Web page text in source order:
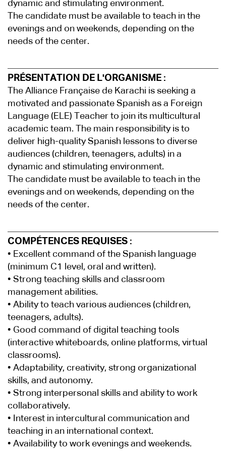
dynamic and stimulating environment.
The candidate must be available to teach in the
evenings and on weekends, depending on the
needs of the center.
PRÉSENTATION DE L'ORGANISME :
The Alliance Française de Karachi is seeking a
motivated and passionate Spanish as a Foreign
Language (ELE) Teacher to join its multicultural
academic team. The main responsibility is to
deliver high-quality Spanish lessons to diverse
audiences (children, teenagers, adults) in a
dynamic and stimulating environment.
The candidate must be available to teach in the
evenings and on weekends, depending on the
needs of the center.
COMPÉTENCES REQUISES :
• Excellent command of the Spanish language
(minimum C1 level, oral and written).
• Strong teaching skills and classroom
management abilities.
• Ability to teach various audiences (children,
teenagers, adults).
• Good command of digital teaching tools
(interactive whiteboards, online platforms, virtual
classrooms).
• Adaptability, creativity, strong organizational
skills, and autonomy.
• Strong interpersonal skills and ability to work
collaboratively.
• Interest in intercultural communication and
teaching in an international context.
• Availability to work evenings and weekends.